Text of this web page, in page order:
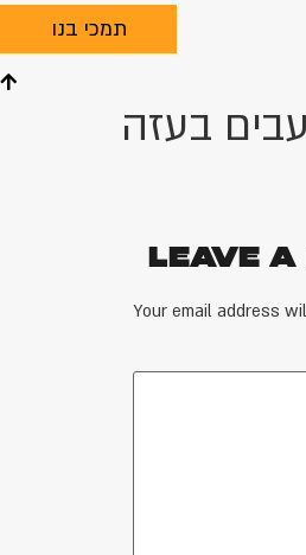
תמכי בנו
בעזה
Leave a
Your email address